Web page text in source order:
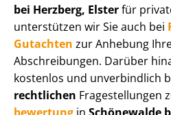
bei Herzberg, Elsterfür
unterstützen wir Sie auch bei
Gutachten zur Anhebung
Abschreibungen. Darüber
kostenlos und unverbindlich
rechtlichen Fragestellungen